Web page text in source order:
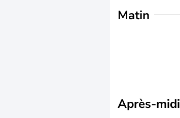
Matin
Après-midi